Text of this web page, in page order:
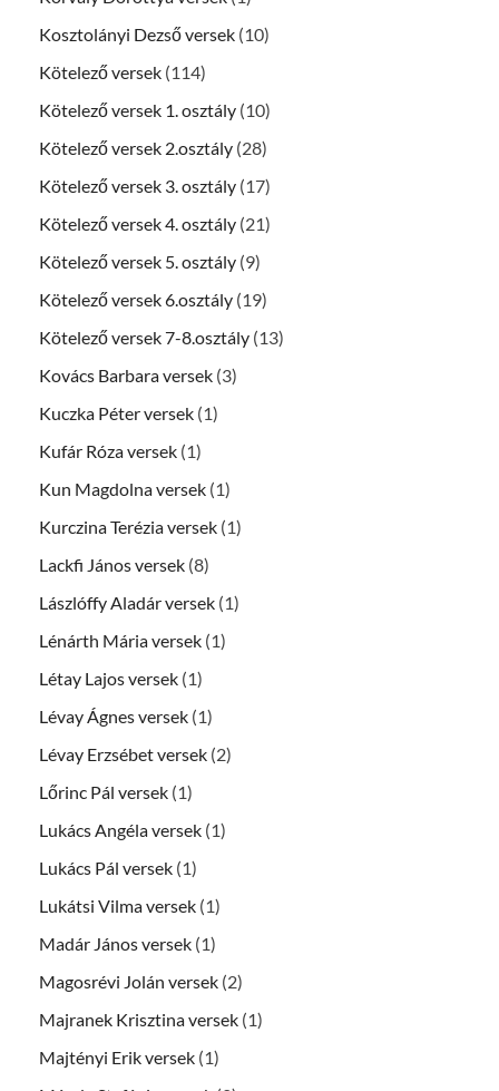
Kosztolányi Dezső versek (10)
Kötelező versek (114)
Kötelező versek 1. osztály (10)
Kötelező versek 2.osztály (28)
Kötelező versek 3. osztály (17)
Kötelező versek 4. osztály (21)
Kötelező versek 5. osztály (9)
Kötelező versek 6.osztály (19)
Kötelező versek 7-8.osztály (13)
Kovács Barbara versek (3)
Kuczka Péter versek (1)
Kufár Róza versek (1)
Kun Magdolna versek (1)
Kurczina Terézia versek (1)
Lackfi János versek (8)
Lászlóffy Aladár versek (1)
Lénárth Mária versek (1)
Létay Lajos versek (1)
Lévay Ágnes versek (1)
Lévay Erzsébet versek (2)
Lőrinc Pál versek (1)
Lukács Angéla versek (1)
Lukács Pál versek (1)
Lukátsi Vilma versek (1)
Madár János versek (1)
Magosrévi Jolán versek (2)
Majranek Krisztina versek (1)
Majtényi Erik versek (1)